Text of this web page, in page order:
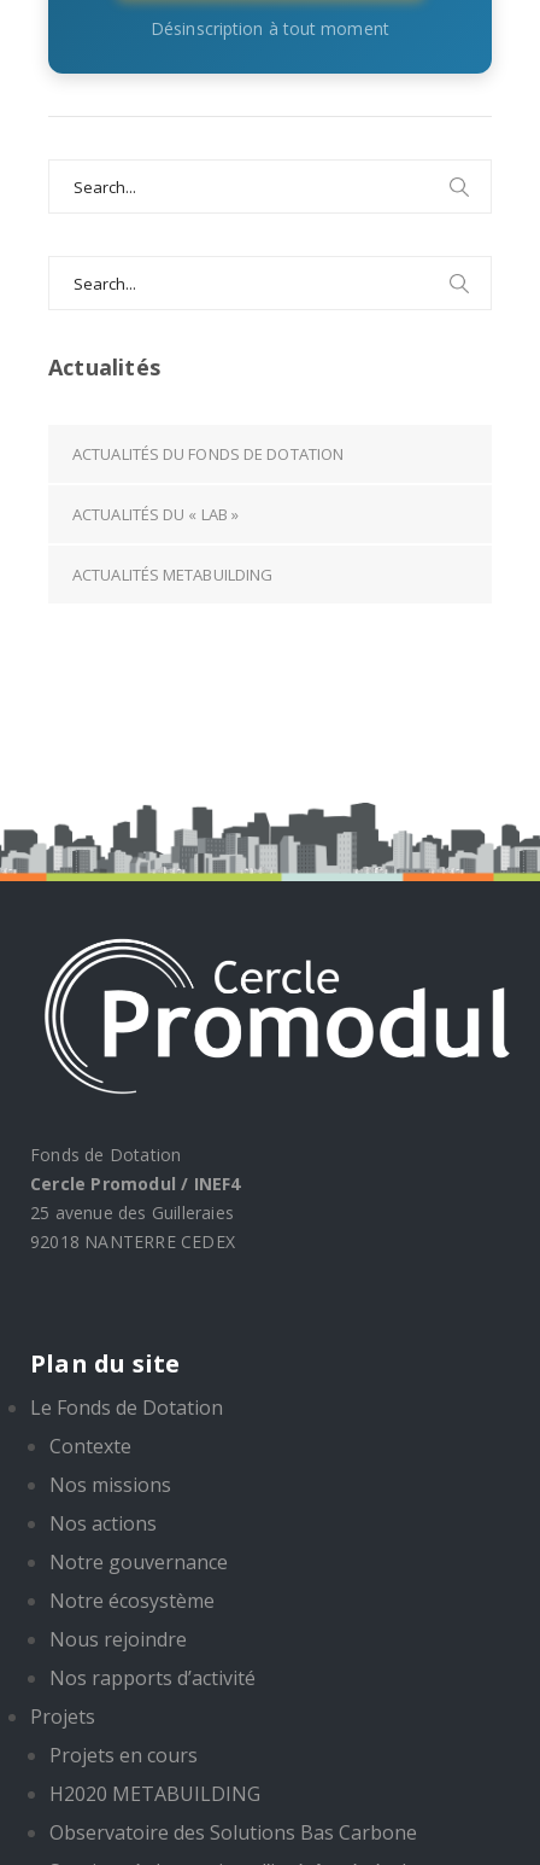
Désinscription à tout moment
Actualités
ACTUALITÉS DU FONDS DE DOTATION
ACTUALITÉS DU « LAB »
ACTUALITÉS METABUILDING
Fonds de Dotation
Cercle Promodul / INEF4
25 avenue des Guilleraies
92018 NANTERRE CEDEX
Plan du site
Le Fonds de Dotation
Contexte
Nos missions
Nos actions
Notre gouvernance
Notre écosystème
Nous rejoindre
Nos rapports d’activité
Projets
Projets en cours
H2020 METABUILDING
Observatoire des Solutions Bas Carbone